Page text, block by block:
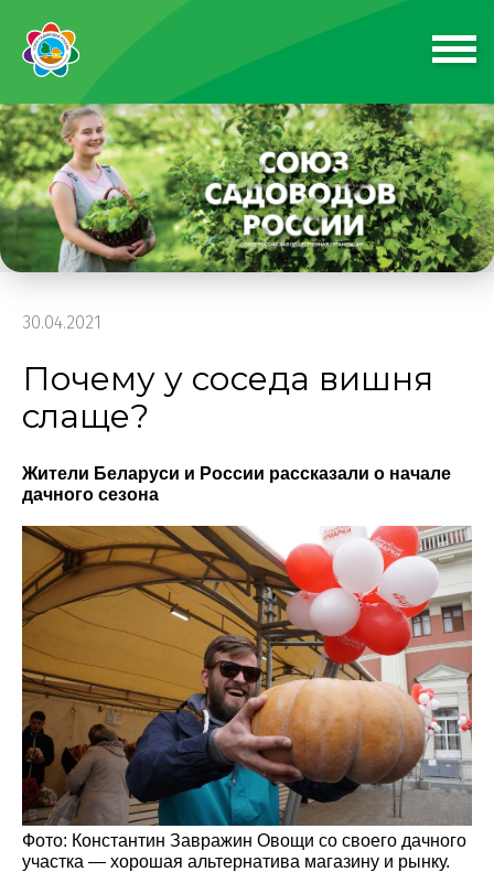
30.04.2021
Почему у соседа вишня
слаще?
Жители Беларуси и России рассказали о начале
дачного сезона
Фото: Константин Завражин Овощи со своего дачного
участка — хорошая альтернатива магазину и рынку.